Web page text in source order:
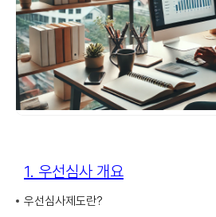
1. 우선심사 개요
우선심사제도란?